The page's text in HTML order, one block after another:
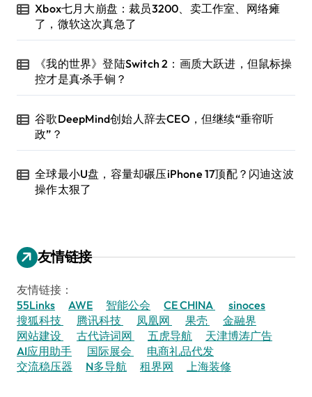
Xbox七月大崩盘：裁员3200、卖工作室、网络瘫
了，微软这次真急了
《我的世界》登陆Switch 2：画质大跃进，但鼠标操
控才是真·杀手锏？
谷歌DeepMind创始人辞去CEO，但继续“垂帘听
政”？
全球最小U盘，容量却碾压iPhone 17顶配？闪迪这波
操作太狠了
友情链接
友情链接：
55Links
AWE 智能公会 CE CHINA
sinoces
搜狐科技
腾讯科技 凤凰网 果壳
金融界
网站建设
古代诗词网 五虎导航
天津博涛广告
AI应用助手
国际展会
电商礼品代发
交流稳压器
N多导航 租界网 上海装修